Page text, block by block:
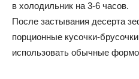
в холодильник на 3-6 часов.
После застывания десерта
порционные кусочки-
использовать обычные